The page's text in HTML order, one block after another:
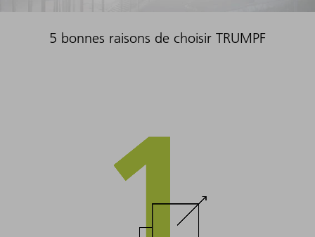
5 bonnes raisons de choisir TRUMPF